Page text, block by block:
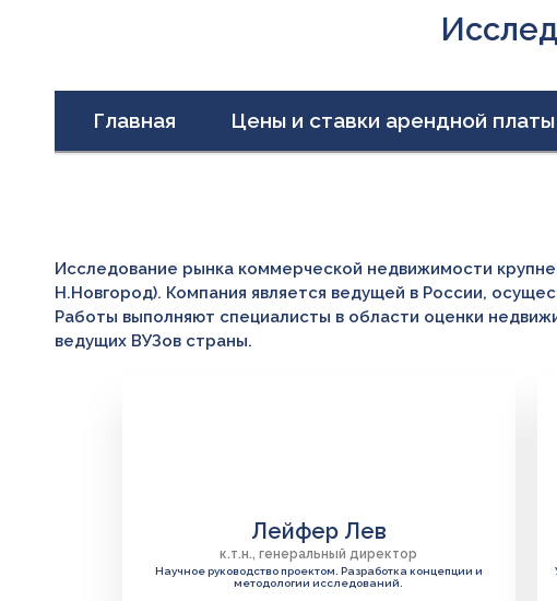
Главная Цены и ставки арендной платы
Исследование рынка коммерческой недвижимости
Н.Новгород). Компания является ведущей в России,
Работы выполняют специалисты в области оценки
ведущих ВУЗов страны.
Лейфер Лев
к.т.н., генеральный директор
Научное руководство проектом. Разработка концепции и
методологии исследований.‌‌‍‍